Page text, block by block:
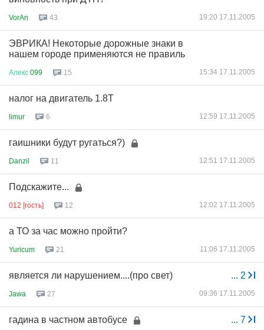
VorAn 43 19:20 17.11.2005
ЭВРИКА! Некоторые дорожные знаки в
нашем городе применяются не правиль
Алекс 099 15 15:34 17.11.2005
налог на двигатель 1.8Т
limur 6 12:59 17.11.2005
гаишники будут ругаться?)
Danzil 11 12:51 17.11.2005
Подскажите...
012 [гость] 12 12:02 17.11.2005
а ТО за час можно пройти?
Yuricum 21 11:06 17.11.2005
... 2
является ли нарушением....(про свет)
Jawa 27 09:36 17.11.2005
... 7
гадина в частном автобусе